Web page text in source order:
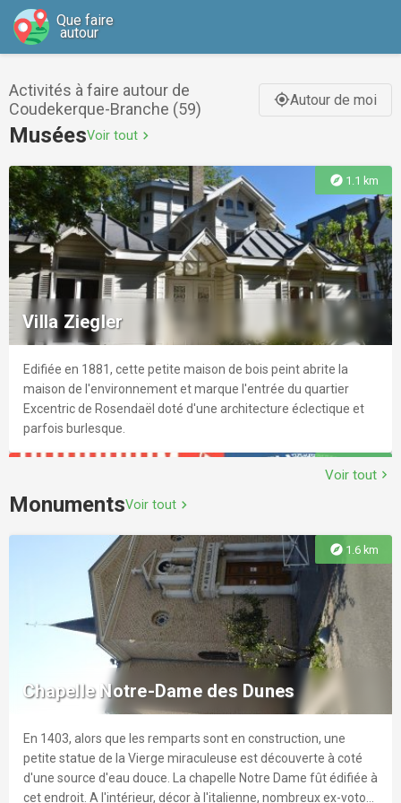
Que faire
autour
Activités à faire autour de
Coudekerque-Branche (59)
gps_fixedAutour de moi
MuséesVoir tout chevron_right
explore 1.1 km
Villa Ziegler
Edifiée en 1881, cette petite maison de bois peint abrite la
maison de l'environnement et marque l'entrée du quartier
Excentric de Rosendaël doté d'une architecture éclectique et
parfois burlesque.
explore
L'Aquarium de Dunkerque
Les 20 bassins de l'Aquarium de Dunkerque vous présentent
poissons, coraux et autres tortues.
explore
Voir tout chevron_right
MonumentsVoir tout chevron_right
explore 1.6 km
Chapelle Notre-Dame des Dunes
En 1403, alors que les remparts sont en construction, une
petite statue de la Vierge miraculeuse est découverte à coté
d'une source d'eau douce. La chapelle Notre Dame fût édifiée à
cet endroit. A l'intérieur, décor à l'italienne, nombreux ex-voto